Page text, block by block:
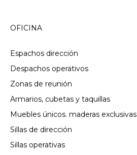
OFICINA
Espachos dirección
Despachos operativos
Zonas de reunión
Armarios, cubetas y taquillas
Muebles únicos. maderas exclusivas
Sillas de dirección
Sillas operativas